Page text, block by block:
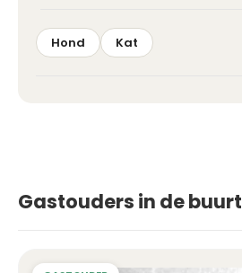
Hond Kat
Gastouders in de buurt